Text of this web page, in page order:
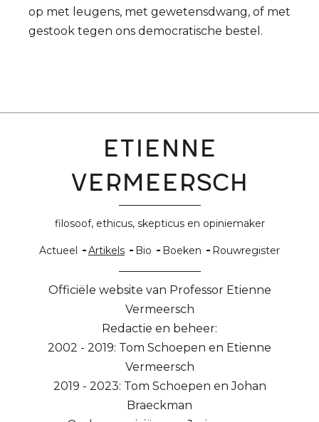
op met leugens, met gewetensdwang, of met
gestook tegen ons democratische bestel.
Etienne
Vermeersch
filosoof, ethicus, skepticus en opiniemaker
Hoofdnavigatie
Actueel Artikels Bio Boeken Rouwregister
Officiële website van Professor Etienne
Vermeersch
Redactie en beheer:
2002 - 2019: Tom Schoepen en Etienne
Vermeersch
2019 - 2023: Tom Schoepen en Johan
Braeckman